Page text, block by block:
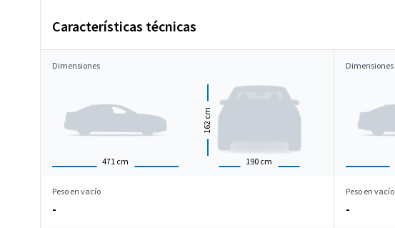
Características técnicas
Dimensiones
471 cm 190 cm
162
cm
Dimensiones
Peso en vacío
-
Peso en vacío
-